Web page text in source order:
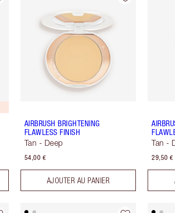
AIRBRUSH BRIGHTENING
FLAWLESS FINISH
Tan - Deep
54,00 €
AJOUTER AU PANIER
Tan -
29,50 €